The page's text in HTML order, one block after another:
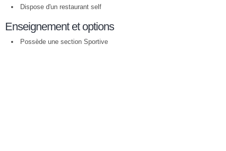
Dispose d'un restaurant self
Enseignement et options
Possède une section Sportive